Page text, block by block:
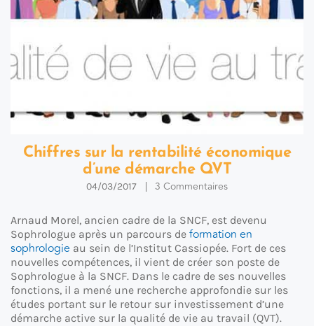
Chiffres sur la rentabilité économique
d’une démarche QVT
04/03/2017 3 Commentaires
Arnaud Morel, ancien cadre de la SNCF, est devenu
Sophrologue après un parcours de formation en
sophrologie au sein de l’Institut Cassiopée. Fort de ces
nouvelles compétences, il vient de créer son poste de
Sophrologue à la SNCF. Dans le cadre de ses nouvelles
fonctions, il a mené une recherche approfondie sur les
études portant sur le retour sur investissement d’une
démarche active sur la qualité de vie au travail (QVT).